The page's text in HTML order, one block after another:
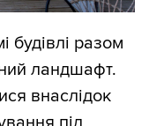
будівлі разом
ландшафт.
внаслідок